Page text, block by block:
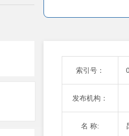
索引号：
发布机构：
名 称: